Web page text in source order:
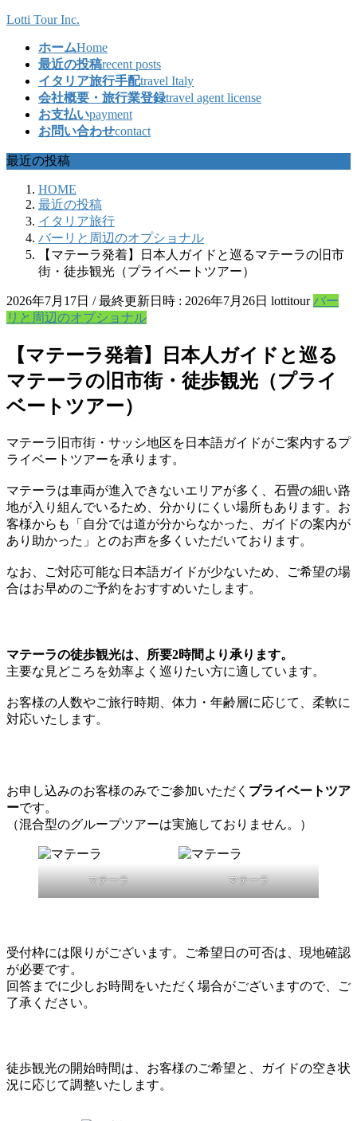
コ
ッ
プ
ナ
移
動
Lotti Tour Inc.
ホームHome
最近の投稿recent posts
イタリア旅行手配travel Italy
会社概要・旅行業登録travel agent license
お支払いpayment
お問い合わせcontact
最近の投稿
HOME
最近の投稿
イタリア旅行
バーリと周辺のオプショナル
【マテーラ発着】日本人ガイドと巡るマテーラの旧市
街・徒歩観光（プライベートツアー）
2026年7月17日 / 最終更新日時 : 2026年7月26日 lottitour バー
リと周辺のオプショナル
【マテーラ発着】日本人ガイドと巡る
マテーラの旧市街・徒歩観光（プライ
ベートツアー）
マテーラ旧市街・サッシ地区を日本語ガイドがご案内するプ
ライベートツアーを承ります。
マテーラは車両が進入できないエリアが多く、石畳の細い路
地が入り組んでいるため、分かりにくい場所もあります。お
客様からも「自分では道が分からなかった、ガイドの案内が
あり助かった」とのお声を多くいただいております。
なお、ご対応可能な日本語ガイドが少ないため、ご希望の場
合はお早めのご予約をおすすめいたします。
マテーラの徒歩観光は、所要2時間より承ります。
主要な見どころを効率よく巡りたい方に適しています。
お客様の人数やご旅行時期、体力・年齢層に応じて、柔軟に
対応いたします。
お申し込みのお客様のみでご参加いただく プライベートツア
ーです。
（混合型のグループツアーは実施しておりません。）
マテーラ マテーラ
受付枠には限りがございます。ご希望日の可否は、現地確認
が必要です。
回答までに少しお時間をいただく場合がございますので、ご
了承ください。
徒歩観光の開始時間は、お客様のご希望と、ガイドの空き状
況に応じて調整いたします。